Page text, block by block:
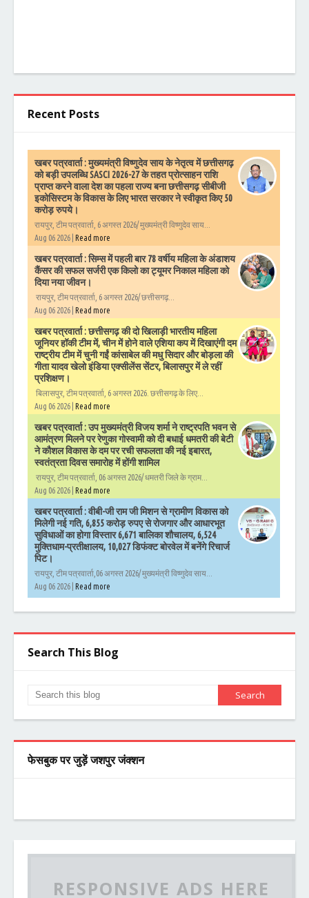
Recent Posts
खबर पत्रवार्ता : मुख्यमंत्री विष्णुदेव साय के नेतृत्व में छत्तीसगढ़
को बड़ी उपलब्धि SASCI 2026-27 के तहत प्रोत्साहन राशि
प्राप्त करने वाला देश का पहला राज्य बना छत्तीसगढ़ सीबीजी
इकोसिस्टम के विकास के लिए भारत सरकार ने स्वीकृत किए 50
करोड़ रुपये।
रायपुर, टीम पत्रवार्ता, 6 अगस्त 2026/ मुख्यमंत्री विष्णुदेव साय...
Aug 06 2026 | Read more
खबर पत्रवार्ता : सिम्स में पहली बार 78 वर्षीय महिला के अंडाशय
कैंसर की सफल सर्जरी एक किलो का ट्यूमर निकाल महिला को
दिया नया जीवन।
रायपुर, टीम पत्रवार्ता, 6 अगस्त 2026/ छत्तीसगढ़...
Aug 06 2026 | Read more
खबर पत्रवार्ता : छत्तीसगढ़ की दो खिलाड़ी भारतीय महिला
जूनियर हॉकी टीम में, चीन में होने वाले एशिया कप में दिखाएंगी दम
राष्ट्रीय टीम में चुनी गईं कांसाबेल की मधु सिदार और बोड़ला की
गीता यादव खेलो इंडिया एक्सीलेंस सेंटर, बिलासपुर में ले रहीं
प्रशिक्षण।
बिलासपुर, टीम पत्रवार्ता, 6 अगस्त 2026. छत्तीसगढ़ के लिए...
Aug 06 2026 | Read more
खबर पत्रवार्ता : उप मुख्यमंत्री विजय शर्मा ने राष्ट्रपति भवन से
आमंत्रण मिलने पर रेणुका गोस्वामी को दी बधाई धमतरी की बेटी
ने कौशल विकास के दम पर रची सफलता की नई इबारत,
स्वतंत्रता दिवस समारोह में होंगी शामिल
रायपुर, टीम पत्रवार्ता, 06 अगस्त 2026/ धमतरी जिले के ग्राम...
Aug 06 2026 | Read more
खबर पत्रवार्ता : वीबी-जी राम जी मिशन से ग्रामीण विकास को
मिलेगी नई गति, 6,855 करोड़ रुपए से रोजगार और आधारभूत
सुविधाओं का होगा विस्तार 6,671 बालिका शौचालय, 6,524
मुक्तिधाम-प्रतीक्षालय, 10,027 डिफंक्ट बोरवेल में बनेंगे रिचार्ज
पिट।
रायपुर, टीम पत्रवार्ता,06 अगस्त 2026/ मुख्यमंत्री विष्णुदेव साय...
Aug 06 2026 | Read more
Search This Blog
फेसबुक पर जुड़ें जशपुर जंक्शन
RESPONSIVE ADS HERE